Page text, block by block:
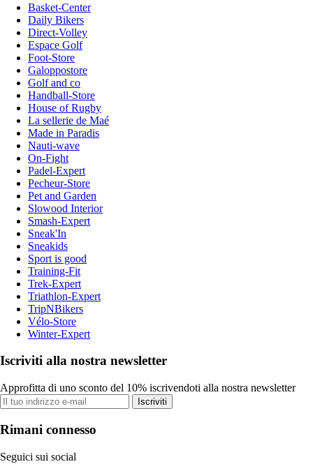
Basket-Center
Daily Bikers
Direct-Volley
Espace Golf
Foot-Store
Galoppostore
Golf and co
Handball-Store
House of Rugby
La sellerie de Maé
Made in Paradis
Nauti-wave
On-Fight
Padel-Expert
Pecheur-Store
Pet and Garden
Slowood Interior
Smash-Expert
Sneak'In
Sneakids
Sport is good
Training-Fit
Trek-Expert
Triathlon-Expert
TripNBikers
Vélo-Store
Winter-Expert
Iscriviti alla nostra newsletter
Approfitta di uno sconto del 10% iscrivendoti alla nostra newsletter
Iscriviti
Rimani connesso
Seguici sui social